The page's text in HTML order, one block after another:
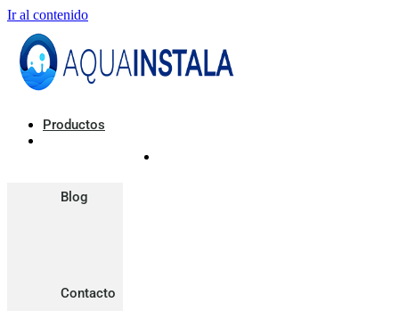
Ir al contenido
Productos
Blog
Contacto